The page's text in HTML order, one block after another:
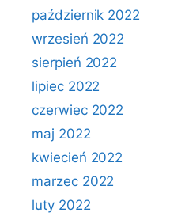
październik 2022
wrzesień 2022
sierpień 2022
lipiec 2022
czerwiec 2022
maj 2022
kwiecień 2022
marzec 2022
luty 2022